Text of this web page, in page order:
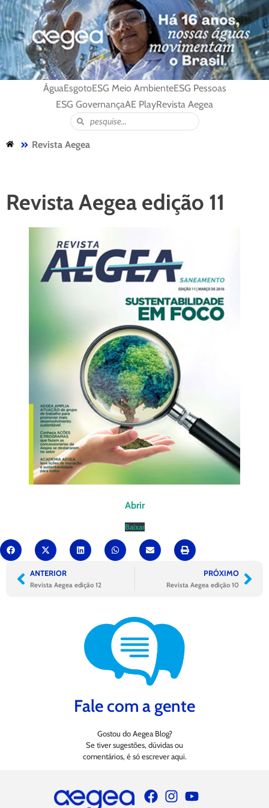
ÁguaEsgotoESG Meio AmbienteESG Pessoas
ESG GovernançaAE PlayRevista Aegea
Revista Aegea
Revista Aegea edição 11
Abrir
Baixar
ANTERIOR
Revista Aegea edição 12
PRÓXIMO
Revista Aegea edição 10
Fale com a gente
Gostou do Aegea Blog?
Se tiver sugestões, dúvidas ou
comentários, é só escrever aqui.